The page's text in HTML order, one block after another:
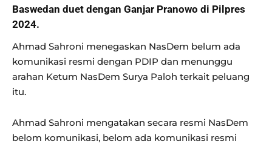
Baswedan duet dengan Ganjar Pranowo di Pilpres
2024.
Ahmad Sahroni menegaskan NasDem belum ada
komunikasi resmi dengan PDIP dan menunggu
arahan Ketum NasDem Surya Paloh terkait peluang
itu.
Ahmad Sahroni mengatakan secara resmi NasDem
belom komunikasi, belom ada komunikasi resmi